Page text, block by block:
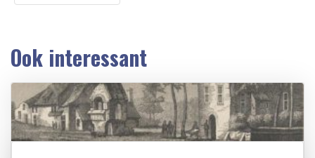
Ook interessant